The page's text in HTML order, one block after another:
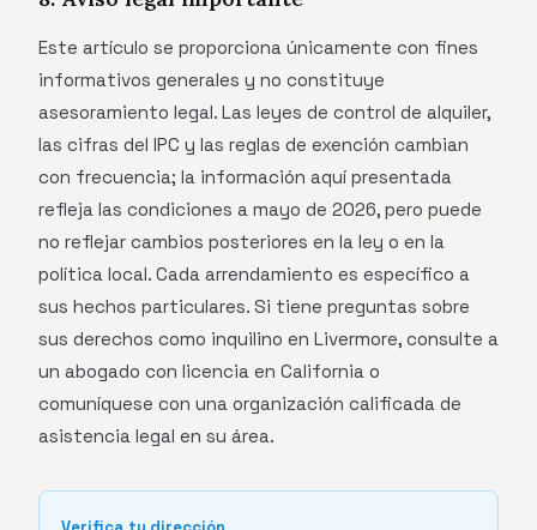
Este artículo se proporciona únicamente con fines
informativos generales y no constituye
asesoramiento legal. Las leyes de control de alquiler,
las cifras del IPC y las reglas de exención cambian
con frecuencia; la información aquí presentada
refleja las condiciones a mayo de 2026, pero puede
no reflejar cambios posteriores en la ley o en la
política local. Cada arrendamiento es específico a
sus hechos particulares. Si tiene preguntas sobre
sus derechos como inquilino en Livermore, consulte a
un abogado con licencia en California o
comuníquese con una organización calificada de
asistencia legal en su área.